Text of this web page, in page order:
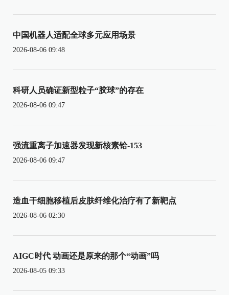
中国机器人适配全球多元应用场景
2026-08-06 09:48
科研人员确证新型粒子“胶球”的存在
2026-08-06 09:47
强流重离子加速器发现新核素铪-153
2026-08-06 09:47
造血干细胞移植后皮肤纤维化治疗有了新靶点
2026-08-06 02:30
AIGC时代 动画还是原来的那个“动画”吗
2026-08-05 09:33